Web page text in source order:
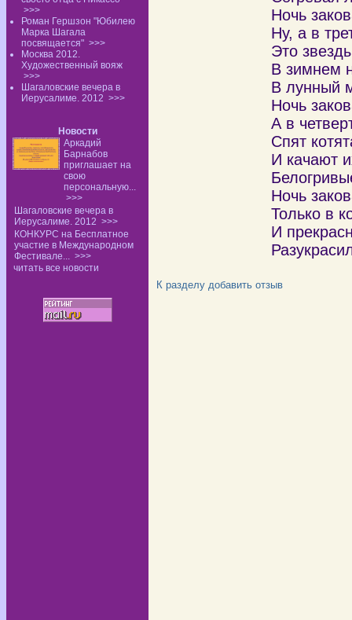
>>>
Роман Гершзон "Юбилею
Марка Шагала
посвящается" >>>
Москва 2012.
Художественный вояж
>>>
Шагаловские вечера в
Иерусалиме. 2012 >>>
Новости
Аркадий
Барнабов
приглашает на
свою
персональную...
>>>
Шагаловские вечера в
Иерусалиме. 2012 >>>
КОНКУРС на Бесплатное
участие в Международном
Фестивале... >>>
читать все новости
Ночь
Ну, а в
Это
В зимнем
В лунный
Ночь
А в
Спят
И качают
Ночь
Только в
И
К разделу добавить отзыв